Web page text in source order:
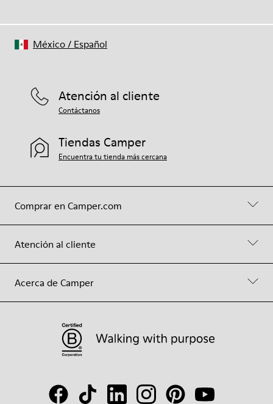
Comprar en Camper.com
Atención al cliente
Acerca de Camper
Atención al cliente
Contáctanos
Tiendas Camper
Encuentra tu tienda más cercana
México/ Español